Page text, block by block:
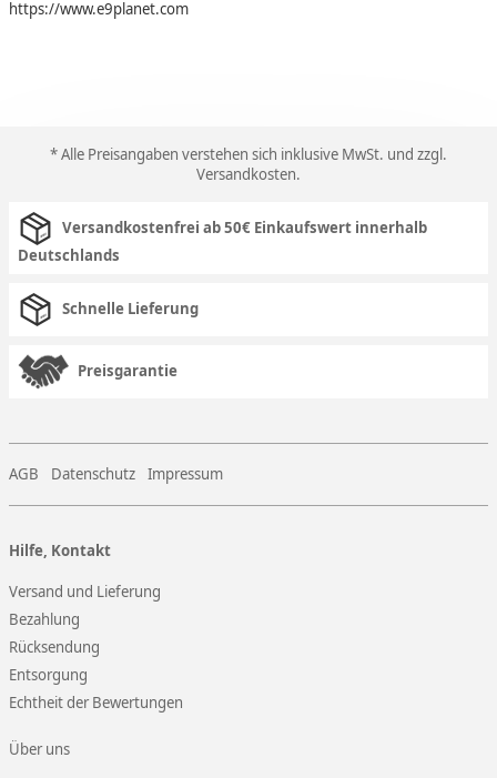
https://www.e9planet.com
* Alle Preisangaben verstehen sich inklusive MwSt. und zzgl.
Versandkosten.
Versandkostenfrei ab 50€ Einkaufswert innerhalb
Deutschlands
Schnelle Lieferung
Preisgarantie
AGB Datenschutz Impressum
Hilfe, Kontakt
Versand und Lieferung
Bezahlung
Rücksendung
Entsorgung
Echtheit der Bewertungen
Über uns